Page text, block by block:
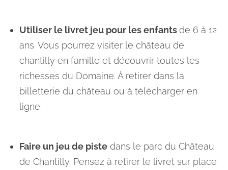
Utiliser le livret jeu pour les enfantsde 6 à 12
ans. Vous pourrez visiter le château de
chantilly en famille et découvrir toutes les
richesses du Domaine. À retirer dans la
billetterie du château ou à télécharger en
ligne.
Faire un jeu de piste dans le parc du Château
de Chantilly. Pensez à retirer le livret sur place